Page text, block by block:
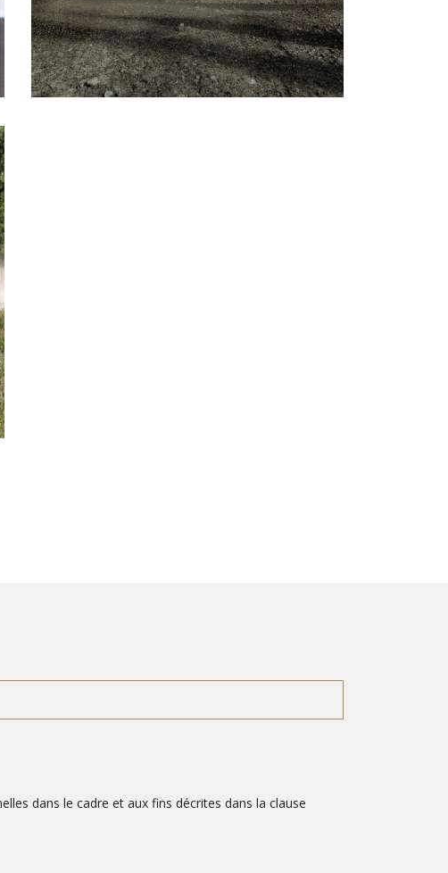
dans le cadre et aux fins décrites dans la clause